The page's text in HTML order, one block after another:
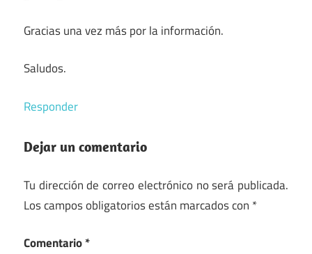
Gracias una vez más por la información.
Saludos.
Responder
Dejar un comentario
Tu dirección de correo electrónico no será publicada.
Los campos obligatorios están marcados con *
Comentario*